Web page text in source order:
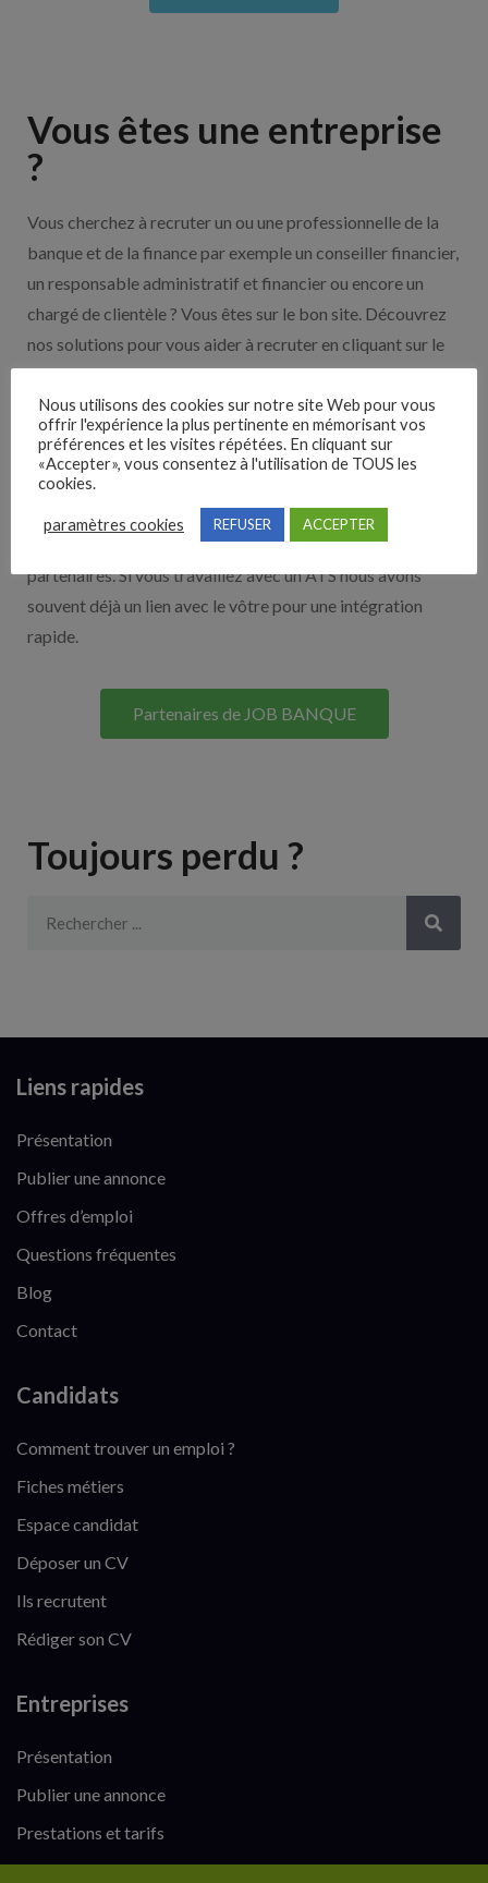
Vous êtes une entreprise
?
Vous cherchez à recruter un ou une professionnelle de la
banque et de la finance par exemple un conseiller financier,
un responsable administratif et financier ou encore un
chargé de clientèle ? Vous êtes sur le bon site. Découvrez
nos solutions pour vous aider à recruter en cliquant sur le
bouton ci-dessous.
Nos solutions entreprises
Découvrez nos partenaires ! Moteurs de recherches,
multidiffuseurs, sites payant… nombreux sont nos
partenaires. Si vous travaillez avec un ATS nous avons
souvent déjà un lien avec le vôtre pour une intégration
rapide.
Partenaires de JOB BANQUE
Toujours perdu ?
Liens rapides
Présentation
Publier une annonce
Offres d’emploi
Questions fréquentes
Blog
Contact
Candidats
Comment trouver un emploi ?
Fiches métiers
Espace candidat
Déposer un CV
Ils recrutent
Rédiger son CV
Entreprises
Présentation
Publier une annonce
Prestations et tarifs
Nous utilisons des cookies sur notre site Web pour vous
offrir l'expérience la plus pertinente en mémorisant vos
préférences et les visites répétées. En cliquant sur
«Accepter», vous consentez à l'utilisation de TOUS les
cookies.
paramètres cookies REFUSER ACCEPTER